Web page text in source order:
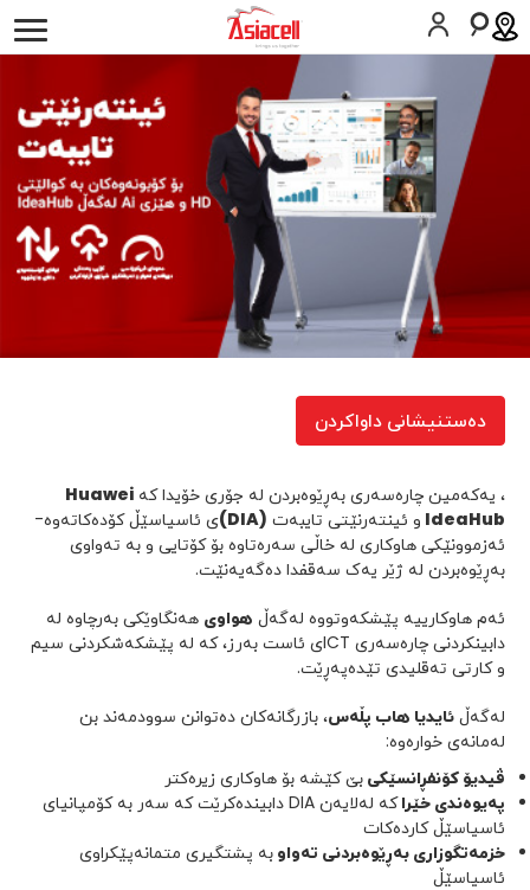
كه‌سیی دەربارەی ئێمە
مۆبايل
چارەسەرى بزنس
هێڵی جێگیر
تەکنەلۆژیای زانیاری و پەیوەندی
يارمەتى
سیمکارت داوا بکە یارمەتی
العربيةEnglish
دەستنیشانی داواکردن
، یەکەمین چارەسەری بەڕێوەبردن لە جۆری خۆیدا کە Huawei
IdeaHub و ئینتەرنێتی تایبەت (DIA)
ی ئاسیاسێڵ کۆدەکاتەوە-
ئەزموونێکی هاوکاری لە خاڵی سەرەتاوە بۆ کۆتایی و بە تەواوی
بەڕێوەبردن لە ژێر یەک سەقفدا دەگەیەنێت.
ئەم هاوکارییە پێشکەوتووە لەگەڵ هواوی هەنگاوێکی بەرچاوە لە
دابینکردنی چارەسەری ICTی ئاست بەرز، کە لە پێشکەشکردنی سیم
و کارتی تەقلیدی تێدەپەڕێت.
لەگەڵ ئایدیا هاب پڵەس، بازرگانەکان دەتوانن سوودمەند بن
لەمانەی خوارەوە:
ڤیدیۆ کۆنفڕانسێکی بێ کێشە بۆ هاوکاری زیرەکتر
پەیوەندی خێرا
کە لەلایەن DIA دابیندەکرێت کە سەر بە کۆمپانیای
ئاسیاسێڵ کاردەکات
خزمەتگوزاری بەڕێوەبردنی تەواو بە پشتگیری متمانەپێکراوی
ئاسیاسێڵ